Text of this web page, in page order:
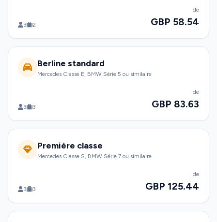
3 2
de
GBP 58.54
Berline standard
Mercedes Classe E, BMW Série 5 ou similaire
3 3
de
GBP 83.63
Première classe
Mercedes Classe S, BMW Série 7 ou similaire
3 3
de
GBP 125.44